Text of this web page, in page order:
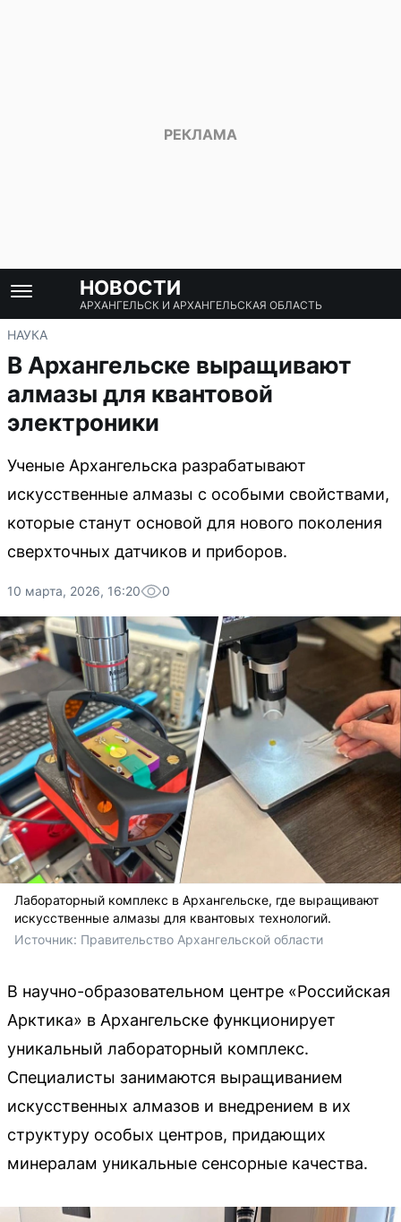
НОВОСТИ
АРХАНГЕЛЬСК И АРХАНГЕЛЬСКАЯ ОБЛАСТЬ
НАУКА
В Архангельске выращивают
алмазы для квантовой
электроники
Ученые Архангельска разрабатывают
искусственные алмазы с особыми свойствами,
которые станут основой для нового поколения
сверхточных датчиков и приборов.
10 марта, 2026, 16:20 0
Лабораторный комплекс в Архангельске, где выращивают
искусственные алмазы для квантовых технологий.
Источник: Правительство Архангельской области
В научно-образовательном центре «Российская
Арктика» в Архангельске функционирует
уникальный лабораторный комплекс.
Специалисты занимаются выращиванием
искусственных алмазов и внедрением в их
структуру особых центров, придающих
минералам уникальные сенсорные качества.